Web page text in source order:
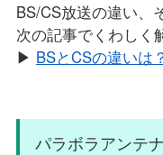
BS/CS放送の違い、
次の記事でくわしく
▶ BSとCSの違いは
パラボラアンテ